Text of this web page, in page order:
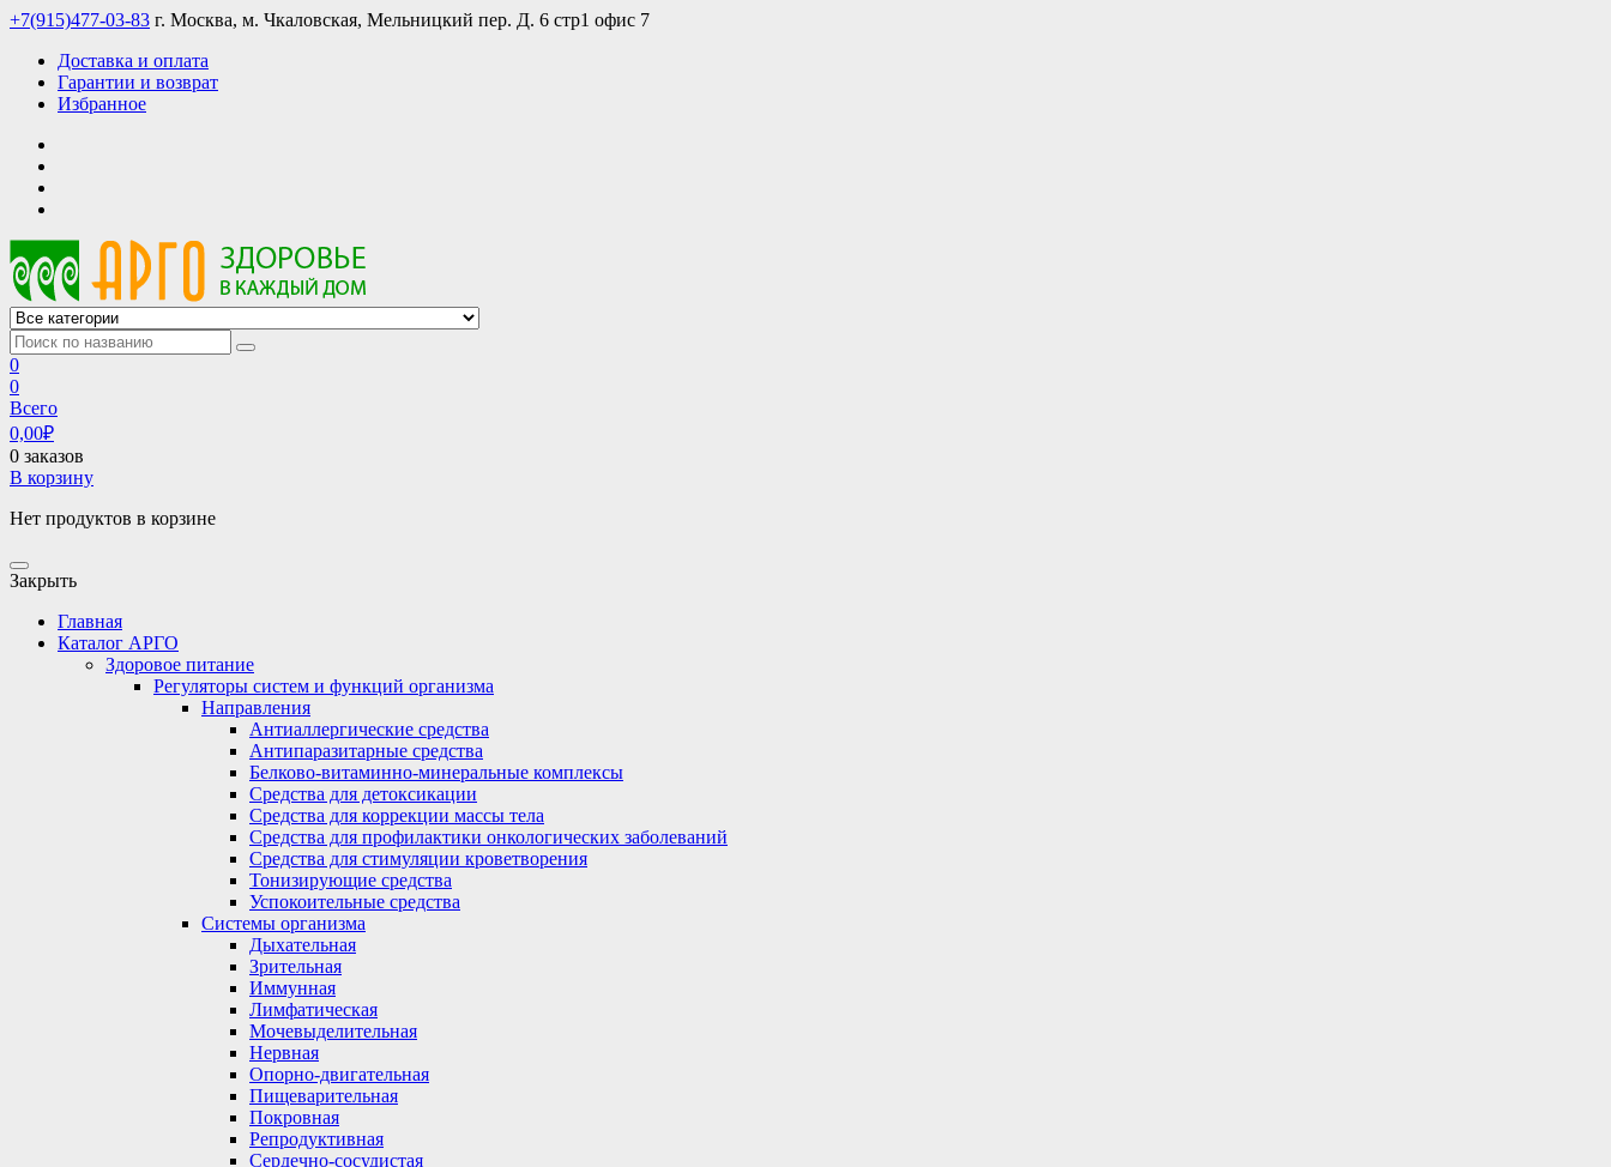
Skip
content
+7(915)477-03-83 г. Москва, м. Чкаловская, Мельницкий пер. Д. 6 стр1 офис 7
Доставка и оплата
Гарантии и возврат
Избранное
АРГО интернет магазин, доставка в Москве и по всей России
АРГО каталог каталог продукции, официальные цены
0
0
Всего
0,00₽
0 заказов
В корзину
Нет продуктов в корзине
Закрыть
Главная
Каталог АРГО
Здоровое питание
Регуляторы систем и функций организма
Направления
Антиаллергические средства
Антипаразитарные средства
Белково-витаминно-минеральные комплексы
Средства для детоксикации
Средства для коррекции массы тела
Средства для профилактики онкологических заболеваний
Средства для стимуляции кроветворения
Тонизирующие средства
Успокоительные средства
Системы организма
Дыхательная
Зрительная
Иммунная
Лимфатическая
Мочевыделительная
Нервная
Опорно-двигательная
Пищеварительная
Покровная
Репродуктивная
Сердечно-сосудистая